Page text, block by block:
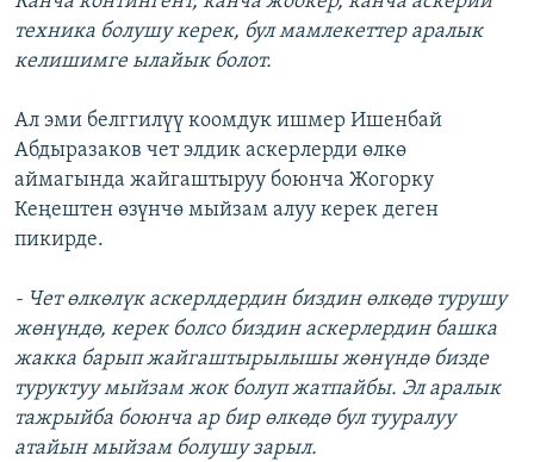
техника болушу керек, бул мамлекеттер аралык
келишимге ылайык болот.
Ал эми белггилүү коомдук ишмер Ишенбай
Абдыразаков чет элдик аскерлерди өлкө
аймагында жайгаштыруу боюнча Жогорку
Кеңештен өзүнчө мыйзам алуу керек деген
пикирде.
- Чет өлкөлүк аскерлдердин биздин өлкөдө турушу
жөнүндө, керек болсо биздин аскерлердин башка
жакка барып жайгаштырылышы жөнүндө бизде
туруктуу мыйзам жок болуп жатпайбы. Эл аралык
тажрыйба боюнча ар бир өлкөдө бул тууралуу
атайын мыйзам болушу зарыл.